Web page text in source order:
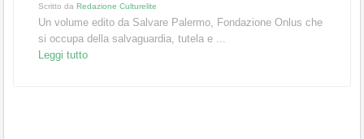
Scritto da Redazione Culturelite
Un volume edito da Salvare Palermo, Fondazione Onlus che
si occupa della salvaguardia, tutela e ...
Leggi tutto